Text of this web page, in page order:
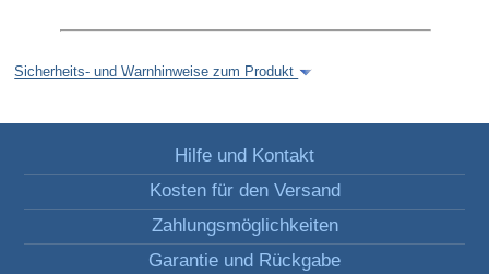
Sicherheits- und Warnhinweise zum Produkt
Hilfe und Kontakt
Kosten für den Versand
Zahlungsmöglichkeiten
Garantie und Rückgabe